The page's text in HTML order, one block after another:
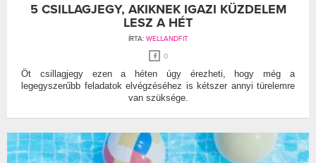
5 CSILLAGJEGY, AKIKNEK IGAZI KÜZDELEM
LESZ A HÉT
ÍRTA: WELLANDFIT
0
Öt csillagjegy ezen a héten úgy érezheti, hogy még a
legegyszerűbb feladatok elvégzéséhez is kétszer annyi türelemre
van szüksége.